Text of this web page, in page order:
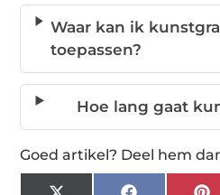
Waar kan ik
toepassen?
Hoe lang gaat
Goed artikel? Deel hem